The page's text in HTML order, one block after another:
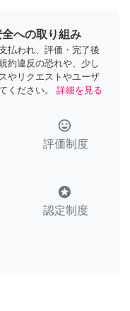
への取り組み
払われ、評価・完了後
約違反の恐れや、少し
やリクエストやユーザ
ください。
詳細を見る
tag_faces
評価制度
stars
認定制度